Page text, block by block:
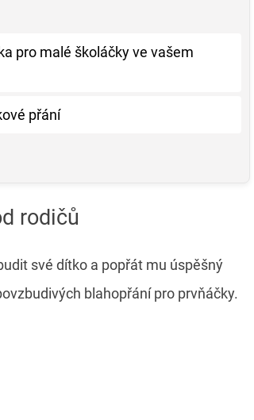
pro malé školáčky ve vašem
přání
rodičů
své dítko a popřát mu úspěšný
blahopřání pro prvňáčky.